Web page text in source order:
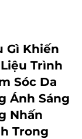
Gì Khiến
Trình
Sóc Da
Ánh Sáng
Nhấn
Trong